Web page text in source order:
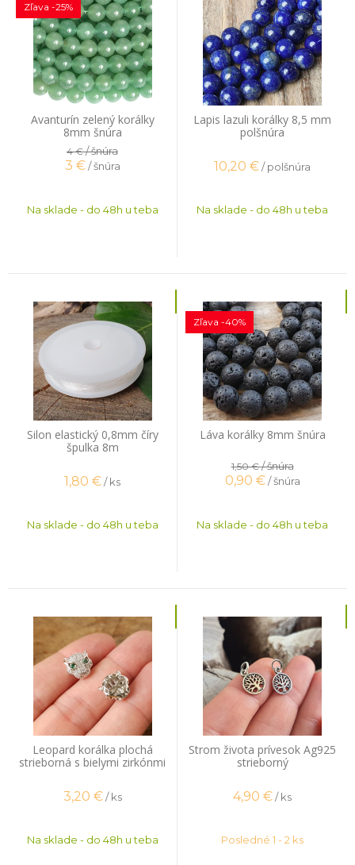
Avanturín zelený korálky
8mm šnúra
Zľava -25%
4 €/ šnúra
3 € / šnúra
Na sklade - do 48h u teba
Lapis lazuli korálky 8,5 mm
polšnúra
10,20 €/ polšnúra
Na sklade - do 48h u teba
Silon elastický 0,8mm číry
špulka 8m
1,80 €/ ks
Na sklade - do 48h u teba
Láva korálky 8mm šnúra
Zľava -40%
1,50 €/ šnúra
0,90 € / šnúra
Na sklade - do 48h u teba
Leopard korálka plochá
strieborná s bielymi zirkónmi
3,20 € / ks
Na sklade - do 48h u teba
Strom života prívesok Ag925
strieborný
4,90 €/ ks
Posledné 1 - 2 ks